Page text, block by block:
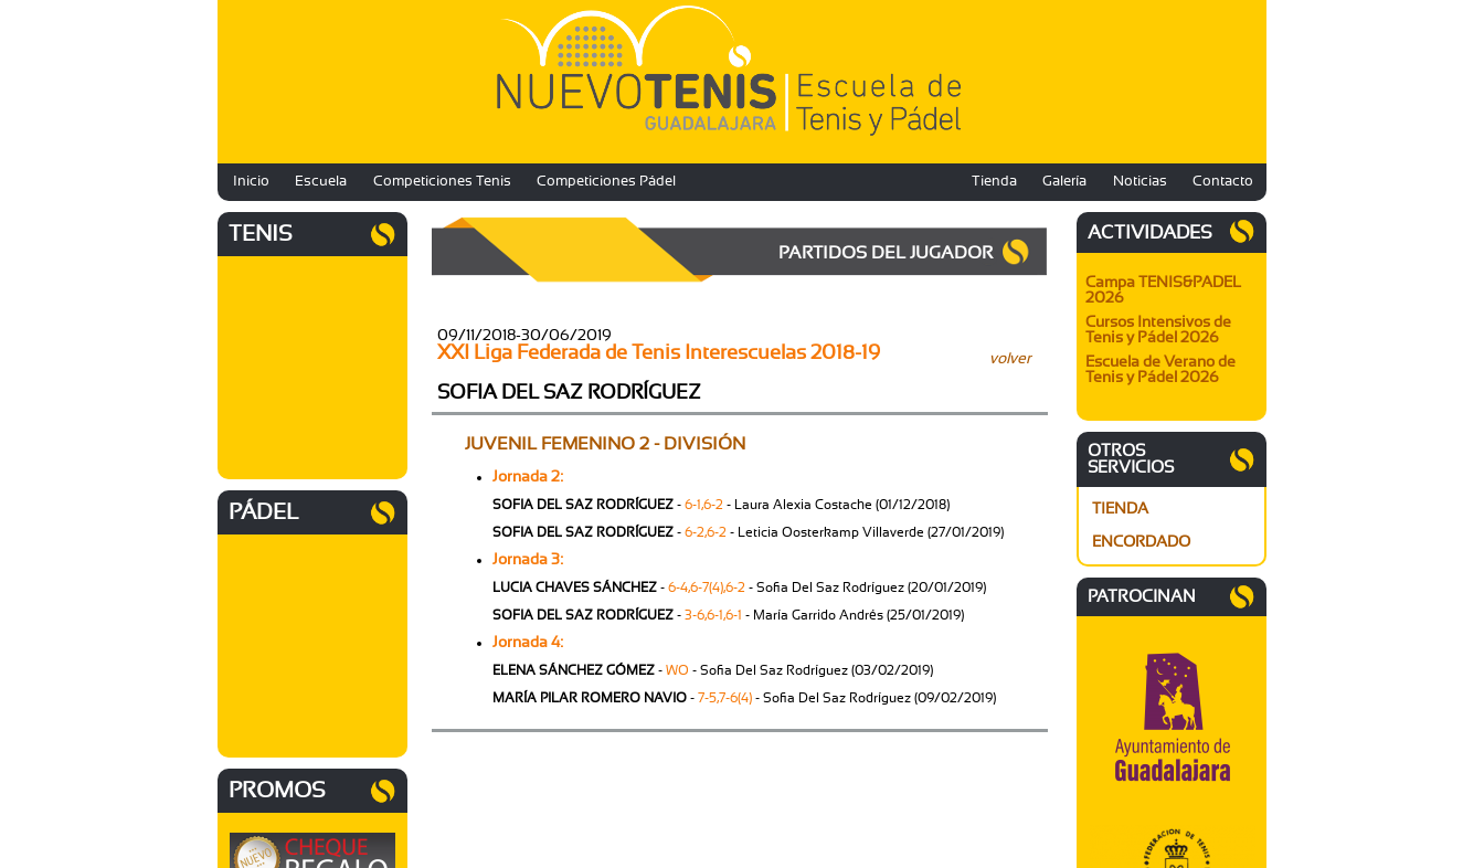
Inicio Escuela Competiciones Tenis Competiciones Pádel Tienda Galería Noticias Contacto
TENIS
PÁDEL
PROMOS
PARTIDOS DEL JUGADOR
09/11/2018-30/06/2019
XXI Liga Federada de Tenis Interescuelas 2018-19
SOFIA DEL SAZ RODRÍGUEZ
volver
JUVENIL FEMENINO 2 - DIVISIÓN
Jornada 2:
SOFIA DEL SAZ RODRÍGUEZ - 6-1,6-2 - Laura Alexia Costache (01/12/2018)
SOFIA DEL SAZ RODRÍGUEZ - 6-2,6-2 - Leticia Oosterkamp Villaverde (27/01/2019)
Jornada 3:
LUCIA CHAVES SÁNCHEZ - 6-4,6-7(4),6-2 - Sofia Del Saz Rodríguez (20/01/2019)
SOFIA DEL SAZ RODRÍGUEZ - 3-6,6-1,6-1 - María Garrido Andrés (25/01/2019)
Jornada 4:
ELENA SÁNCHEZ GÓMEZ - WO - Sofia Del Saz Rodríguez (03/02/2019)
MARÍA PILAR ROMERO NAVIO - 7-5,7-6(4) - Sofia Del Saz Rodríguez (09/02/2019)
ACTIVIDADES
Campa TENIS&PADEL
2026
Cursos Intensivos de
Tenis y Pádel 2026
Escuela de Verano de
Tenis y Pádel 2026
OTROS
SERVICIOS
TIENDA
ENCORDADO
PATROCINAN